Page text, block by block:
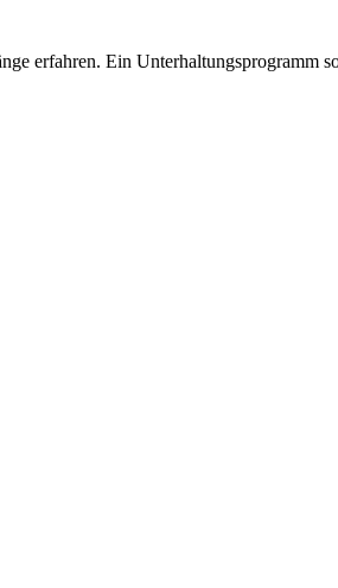
erfahren. Ein Unterhaltungsprogramm